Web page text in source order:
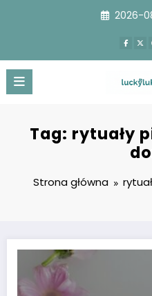
2026-
Tag: rytuały
Strona główna